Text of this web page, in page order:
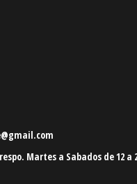
Martes a Sabados de 12 a